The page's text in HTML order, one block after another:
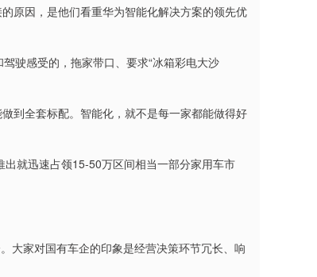
原因，是他们看重华为智能化解决方案的领先优
驶感受的，拖家带口、要求“冰箱彩电大沙
到全套标配。智能化，就不是每一家都能做得好
出就迅速占领15-50万区间相当一部分家用车市
大家对国有车企的印象是经营决策环节冗长、响